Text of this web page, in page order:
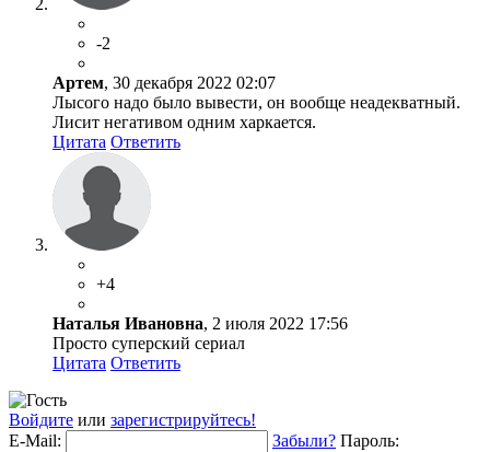
-2
Артем, 30 декабря 2022 02:07
Лысого надо было вывести, он вообще неадекватный.
Лисит негативом одним харкается.
Цитата Ответить
+4
Наталья Ивановна, 2 июля 2022 17:56
Просто суперский сериал
Цитата Ответить
Войдите или зарегистрируйтесь!
E-Mail:
Забыли? Пароль: